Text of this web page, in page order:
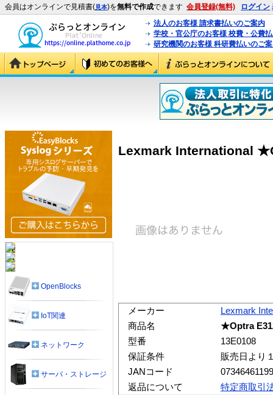
会員はオンラインで見積書(見本)を無料で作成できます 会員登録(無料) ログイン
法人のお客様 請求書払いのご案内
学校・官公庁のお客様 校費・公費
研究機関のお客様 科研費払いのご
Lexmark International
メーカー
Lexmark
商品名
★Optra
型番
13E0108
保証条件
販売日より
JANコード
返品について
特定商取引
OpenBlocks
IoT関連
ネットワーク
サーバ・ストレージ